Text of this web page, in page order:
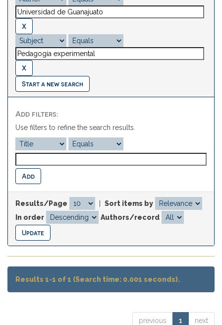
Start a new search
Add filters:
Use filters to refine the search results.
Results/Page
Sort items by
In order
Authors/record
Results 1-1 of 1 (Search time: 0.001 seconds).
previous 1 next